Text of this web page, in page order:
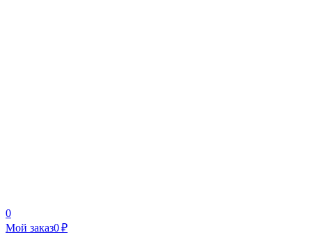
0
Мой заказ0 ₽